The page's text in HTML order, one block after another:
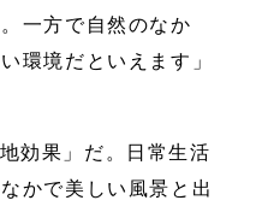
一方で自然のなか
環境だといえます」
効果」だ。日常生活
かで美しい風景と出